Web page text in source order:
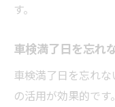
す。
車検満了日を忘れ
車検満了日を忘れ
の活用が効果的で